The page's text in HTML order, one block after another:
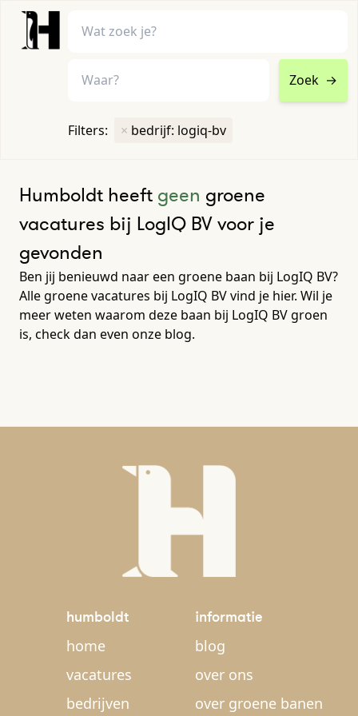
Zoek →
Filters: × bedrijf: logiq-bv
Humboldt heeft geen groene
vacatures bij LogIQ BV voor je
gevonden
Ben jij benieuwd naar een groene baan bij LogIQ BV?
Alle groene vacatures bij LogIQ BV vind je hier. Wil je
meer weten waarom deze baan bij LogIQ BV groen
is, check dan even onze blog.
humboldt
home
vacatures
bedrijven
informatie
blog
over ons
over groene banen